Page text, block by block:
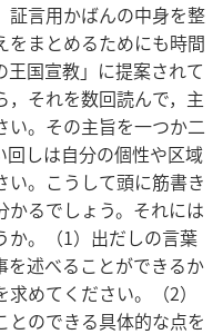
証言用かばんの中身を整
をまとめるためにも時間
国宣教」に提案されて
，それを数回読んで，主
い。その主旨を一つか二
回しは自分の個性や区域
い。こうして頭に筋書き
かるでしょう。それには
か。（1）出だしの言葉
を述べることができるか
めてください。（2）
のできる具体的な点を